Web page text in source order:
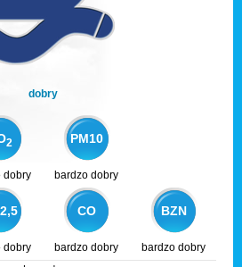
dobry
2 PM10
dobry bardzo dobry
CO BZN
dobry bardzo dobry bardzo dobry